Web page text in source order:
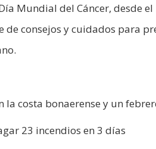
Mundial del Cáncer, desde
consejos y cuidados para
costa bonaerense y un
23 incendios en 3 días